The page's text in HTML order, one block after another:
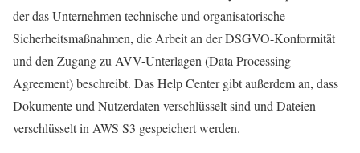
der das Unternehmen technische und organisatorische
Sicherheitsmaßnahmen, die Arbeit an der DSGVO-Konformität
und den Zugang zu AVV-Unterlagen (Data Processing
Agreement) beschreibt. Das Help Center gibt außerdem an, dass
Dokumente und Nutzerdaten verschlüsselt sind und Dateien
verschlüsselt in AWS S3 gespeichert werden.